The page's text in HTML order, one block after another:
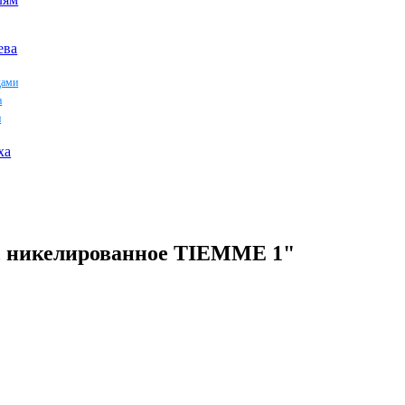
никелированное TIEMME 1"